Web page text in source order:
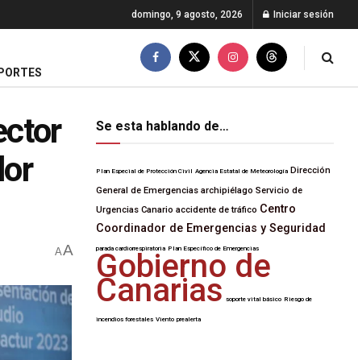
domingo, 9 agosto, 2026 Iniciar sesión
AA
Se esta hablando de…
Plan Especial de Protección Civil Agencia Estatal de Meteorología Dirección
General de Emergencias archipiélago Servicio de
Urgencias Canario accidente de tráfico Centro
Coordinador de Emergencias y Seguridad
parada cardiorrespiratoria Plan Específico de Emergencias
Gobierno de
Canarias soporte vital básico Riesgo de
incendios forestales Viento prealerta